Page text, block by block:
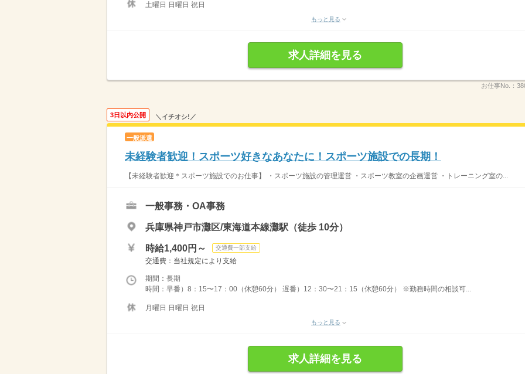
土曜日 日曜日 祝日
もっと見る
求人詳細を見る
お仕事No.：
3日以内公開 ＼イチオシ!／
一般派遣
未経験者歓迎！スポーツ好きなあなたに！スポーツ施設での長期！
【未経験者歓迎＊スポーツ施設でのお仕事】 ・スポーツ施設の管理運営 ・スポーツ教室の企画運営 ・トレーニング室の...
一般事務・OA事務
兵庫県神戸市灘区/東海道本線灘駅（徒歩 10分）
時給1,400円～ 交通費一部支給
交通費：当社規定により支給
期間：長期
時間：早番）8：15〜17：00（休憩60分） 遅番）12：30〜21：15（休憩60分） ※勤務時間の相談可...
月曜日 日曜日 祝日
もっと見る
求人詳細を見る